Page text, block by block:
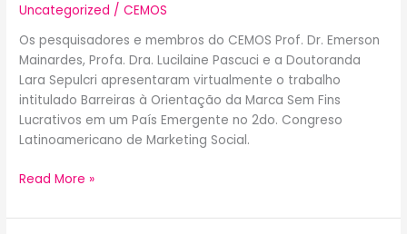
Uncategorized /CEMOS
Os pesquisadores e membros do CEMOS Prof. Dr. Emerson
Mainardes, Profa. Dra. Lucilaine Pascuci e a Doutoranda
Lara Sepulcri apresentaram virtualmente o trabalho
intitulado Barreiras à Orientação da Marca Sem Fins
Lucrativos em um País Emergente no 2do. Congreso
Latinoamericano de Marketing Social.
Read More »